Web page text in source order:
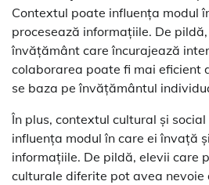
Contextul poate influența modul
procesează informațiile. De
învățământ care încurajează
colaborarea poate fi mai eficient
se baza pe învățământul
În plus, contextul cultural și
influența modul în care ei învață
informațiile. De pildă, elevii care
culturale diferite pot avea nevoie